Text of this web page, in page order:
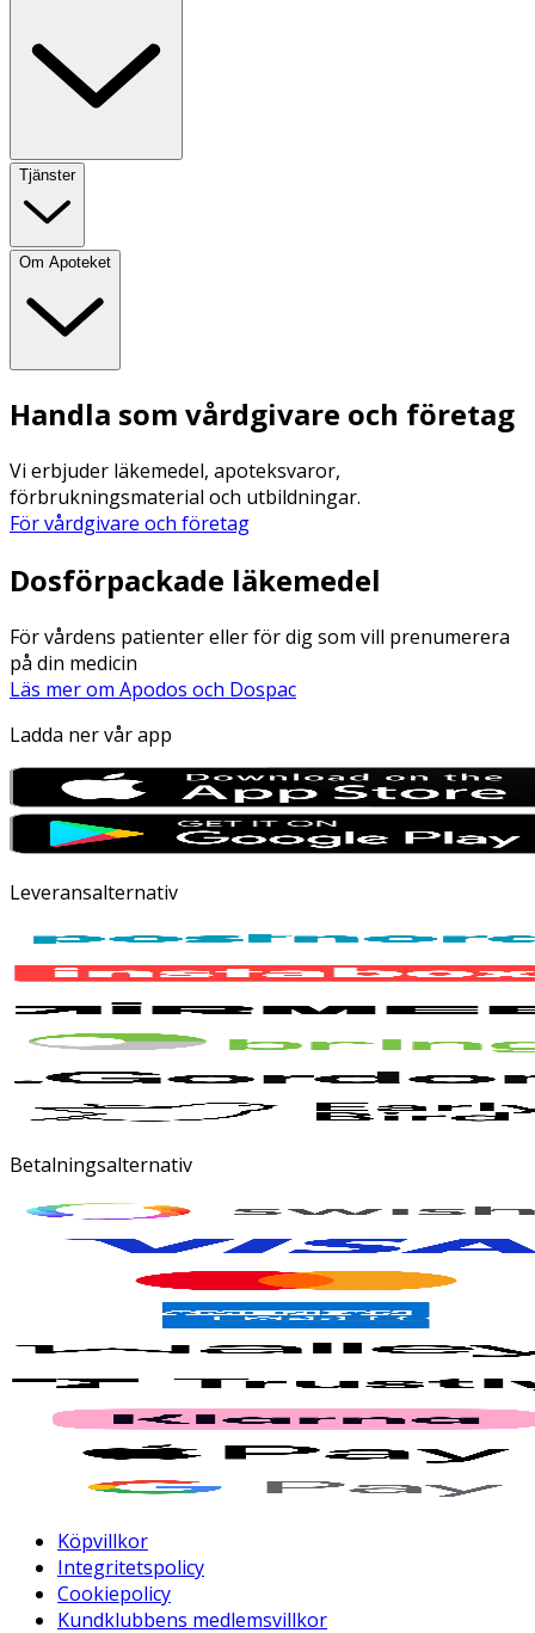
Tjänster
Om Apoteket
Handla som vårdgivare och företag
Vi erbjuder läkemedel, apoteksvaror,
förbrukningsmaterial och utbildningar.
För vårdgivare och företag
Dosförpackade läkemedel
För vårdens patienter eller för dig som vill prenumerera
på din medicin
Läs mer om Apodos och Dospac
Ladda ner vår app
Leveransalternativ
Betalningsalternativ
Köpvillkor
Integritetspolicy
Cookiepolicy
Kundklubbens medlemsvillkor